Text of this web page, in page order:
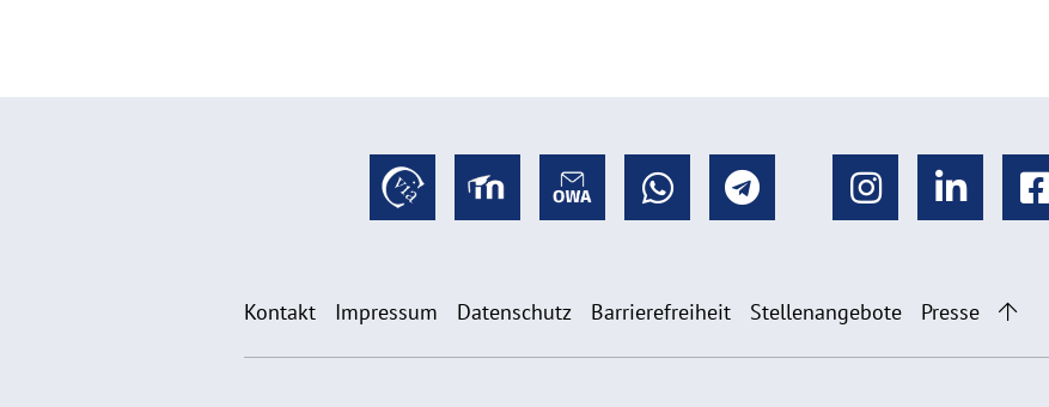
Kontakt Impressum Datenschutz Barrierefreiheit Stellenangebote Presse